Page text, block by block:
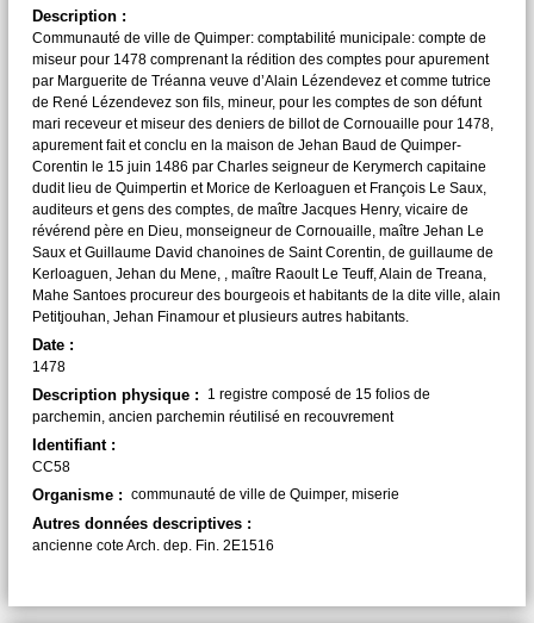
Description :
Communauté de ville de Quimper: comptabilité municipale: compte de
miseur pour 1478 comprenant la rédition des comptes pour apurement
par Marguerite de Tréanna veuve d’Alain Lézendevez et comme tutrice
de René Lézendevez son fils, mineur, pour les comptes de son défunt
mari receveur et miseur des deniers de billot de Cornouaille pour 1478,
apurement fait et conclu en la maison de Jehan Baud de Quimper-
Corentin le 15 juin 1486 par Charles seigneur de Kerymerch capitaine
dudit lieu de Quimpertin et Morice de Kerloaguen et François Le Saux,
auditeurs et gens des comptes, de maître Jacques Henry, vicaire de
révérend père en Dieu, monseigneur de Cornouaille, maître Jehan Le
Saux et Guillaume David chanoines de Saint Corentin, de guillaume de
Kerloaguen, Jehan du Mene, , maître Raoult Le Teuff, Alain de Treana,
Mahe Santoes procureur des bourgeois et habitants de la dite ville, alain
Petitjouhan, Jehan Finamour et plusieurs autres habitants.
Date :
1478
Description physique :
1 registre composé de 15 folios de
parchemin, ancien parchemin réutilisé en recouvrement
Identifiant :
CC58
Organisme : communauté de ville de Quimper, miserie
Autres données descriptives :
ancienne cote Arch. dep. Fin. 2E1516